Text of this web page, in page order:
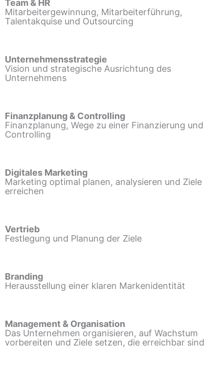
Team & HR
Mitarbeitergewinnung, Mitarbeiterführung,
Talentakquise und Outsourcing
Unternehmensstrategie
Vision und strategische Ausrichtung des
Unternehmens
Finanzplanung & Controlling
Finanzplanung, Wege zu einer Finanzierung und
Controlling
Digitales Marketing
Marketing optimal planen, analysieren und Ziele
erreichen
Vertrieb
Festlegung und Planung der Ziele
Branding
Herausstellung einer klaren Markenidentität
Management & Organisation
Das Unternehmen organisieren, auf Wachstum
vorbereiten und Ziele setzen, die erreichbar sind